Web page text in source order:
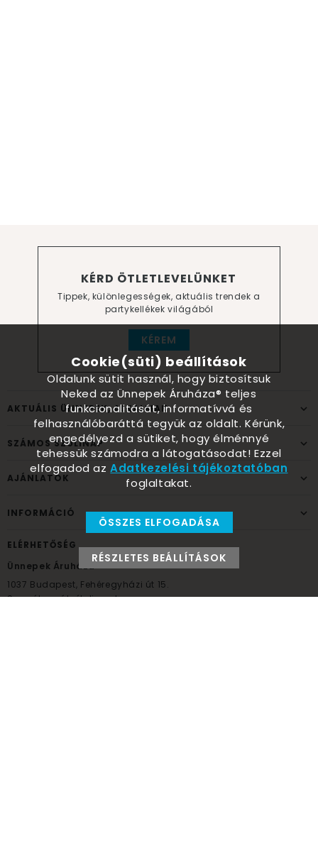
KÉRD ÖTLETLEVELÜNKET
Tippek, különlegességek, aktuális trendek a
partykellékek világából
KÉREM
AKTUÁLIS ÜNNEPEK, ALKALMAK
SZÁMOS SZÜLINAP
AJÁNLATOK
INFORMÁCIÓ
ELÉRHETŐSÉG
Ünnepek Áruháza
1037 Budapest, Fehéregyházi út 15.
Személyes átvételi pont
Cookie(süti) beállítások
Oldalunk sütit használ, hogy biztosítsuk
Neked az Ünnepek Áruháza® teljes
funkcionalitását, informatívvá és
felhasználóbaráttá tegyük az oldalt. Kérünk,
engedélyezd a sütiket, hogy élménnyé
tehessük számodra a látogatásodat! Ezzel
elfogadod azAdatkezelési tájékoztatóban
foglaltakat.
ÖSSZES ELFOGADÁSA
RÉSZLETES BEÁLLÍTÁSOK